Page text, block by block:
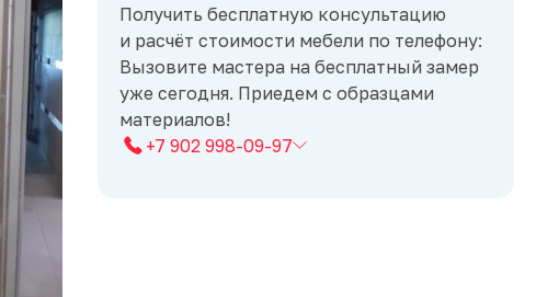
Получить бесплатную консультацию
и расчёт стоимости мебели по телефону:
Вызовите мастера на бесплатный замер
уже сегодня. Приедем с образцами
материалов!
+7 902 998-09-97